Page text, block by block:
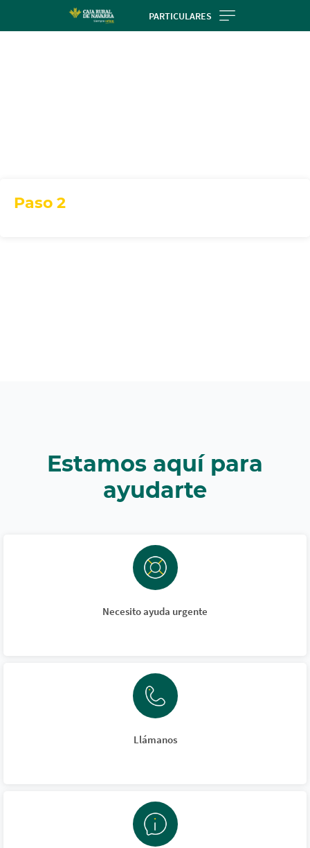
PARTICULARES
Paso 2
Estamos aquí para
ayudarte
Necesito ayuda urgente
Llámanos